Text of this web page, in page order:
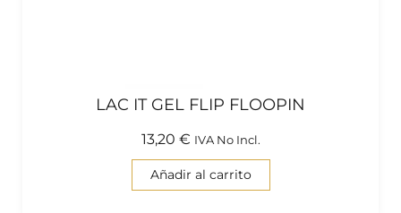
LAC IT GEL FLIP FLOOPIN
13,20 € IVA No Incl.
Añadir al carrito